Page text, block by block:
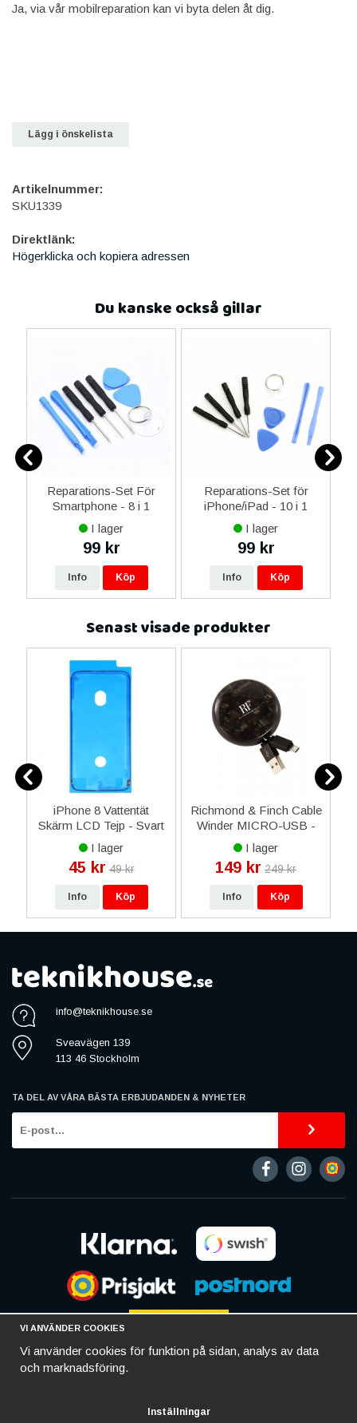
Ja, via vår mobilreparation kan vi byta delen åt dig.
Lägg i önskelista
Artikelnummer:
SKU1339
Direktlänk:
Högerklicka och kopiera adressen
Du kanske också gillar
Reparations-Set För
Smartphone - 8 i 1
I lager
99 kr
Info Köp
Reparations-Set för
iPhone/iPad - 10 i 1
I lager
99 kr
Info Köp
Senast visade produkter
iPhone 8 Vattentät
Skärm LCD Tejp - Svart
I lager
45 kr 49 kr
Info Köp
Richmond & Finch Cable
Winder MICRO-USB -
Kamouflage
I lager
149 kr 249 kr
Info Köp
info@teknikhouse.se
Sveavägen 139
113 46 Stockholm
TA DEL AV VÅRA BÄSTA ERBJUDANDEN & NYHETER
VI ANVÄNDER COOKIES
Vi använder cookies för funktion på sidan, analys av data
och marknadsföring.
Inställningar